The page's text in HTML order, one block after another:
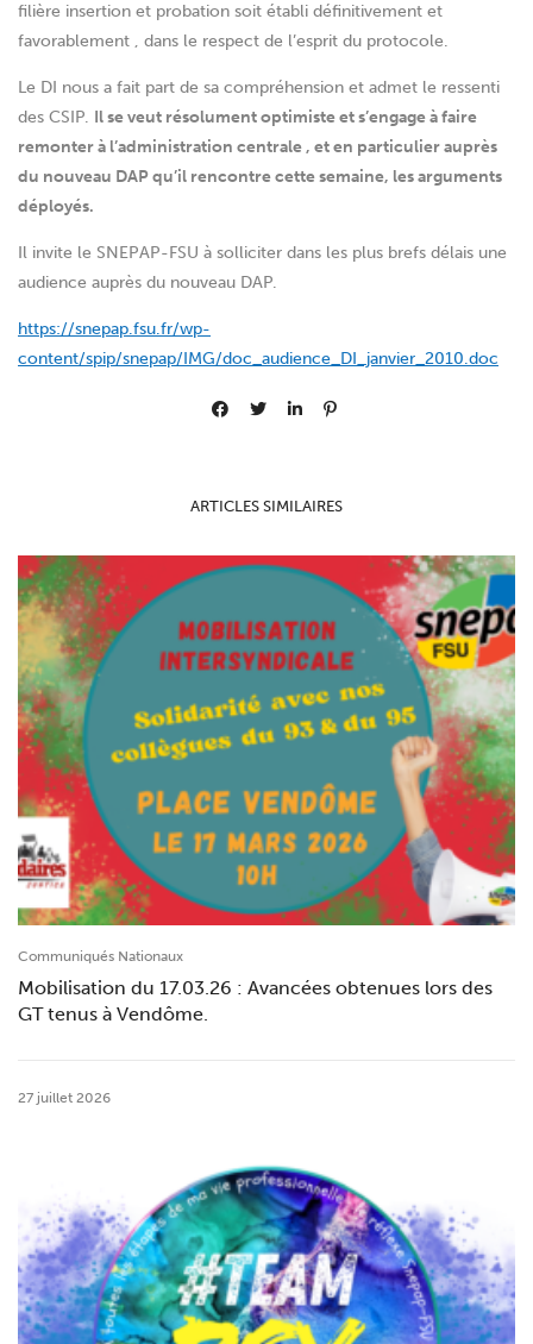
filière insertion et probation soit établi définitivement et
favorablement , dans le respect de l’esprit du protocole.
Le DI nous a fait part de sa compréhension et admet le ressenti
des CSIP. Il se veut résolument optimiste et s’engage à faire
remonter à l’administration centrale , et en particulier auprès
du nouveau DAP qu’il rencontre cette semaine, les arguments
déployés.
Il invite le SNEPAP-FSU à solliciter dans les plus brefs délais une
audience auprès du nouveau DAP.
https://snepap.fsu.fr/wp-
content/spip/snepap/IMG/doc_audience_DI_janvier_2010.doc
ARTICLES SIMILAIRES
Communiqués Nationaux
Mobilisation du 17.03.26 : Avancées obtenues lors des
GT tenus à Vendôme.
27 juillet 2026